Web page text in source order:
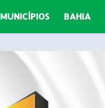
MUNICÍPIOS BAHIA